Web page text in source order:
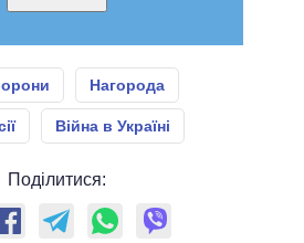
Нагорода
Війна в Україні
Поділитися: